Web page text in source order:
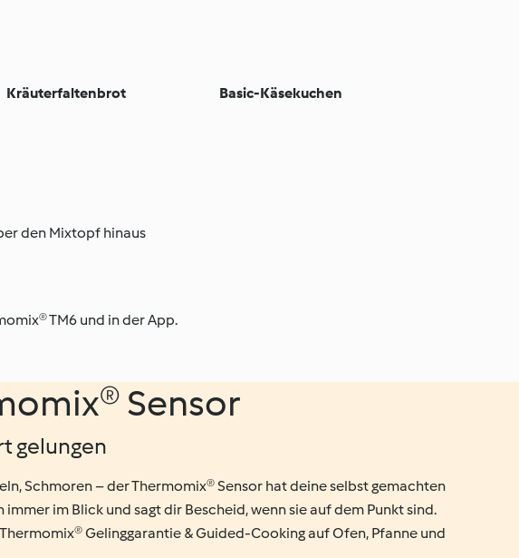
Kräuterfaltenbrot Basic-Käsekuchen
den Mixtopf hinaus
TM6 und in der App.
Sensor
gelungen
Schmoren – der Thermomix® Sensor hat deine selbst gemachten
im Blick und sagt dir Bescheid, wenn sie auf dem Punkt sind.
Gelinggarantie & Guided-Cooking auf Ofen, Pfanne und